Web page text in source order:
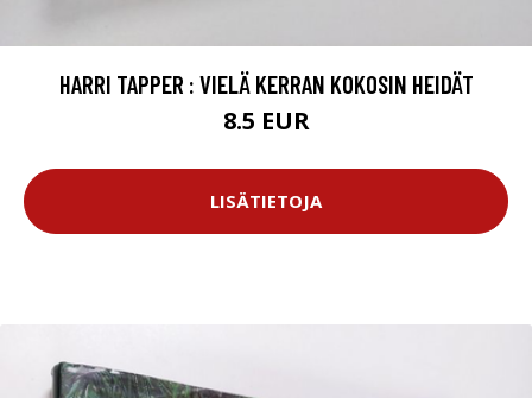
HARRI TAPPER : VIELÄ KERRAN KOKOSIN HEIDÄT
8.5 EUR
LISÄTIETOJA